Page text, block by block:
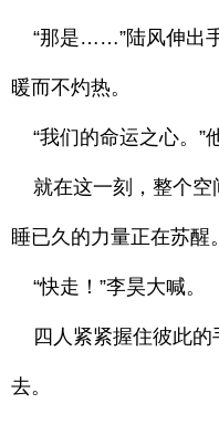
“那是……”陆风伸出
暖而不灼热。
“我们的命运之心。”
就在这一刻，整个空
睡已久的力量正在苏醒。
“快走！”李昊大喊。
四人紧紧握住彼此的
去。